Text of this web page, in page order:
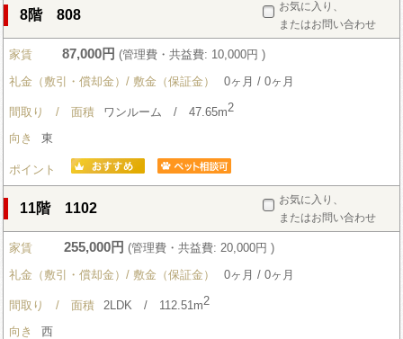
お気に入り、
またはお問い合わせ
8階 808
家賃 87,000円 (管理費・共益費: 10,000円 )
礼金（敷引・償却金）/ 敷金（保証金）
0ヶ月 / 0ヶ月
間取り / 面積 ワンルーム / 47.65m2
向き 東
ポイント
お気に入り、
またはお問い合わせ
11階 1102
家賃 255,000円 (管理費・共益費: 20,000円 )
礼金（敷引・償却金）/ 敷金（保証金）
0ヶ月 / 0ヶ月
間取り / 面積 2LDK / 112.51m2
向き 西